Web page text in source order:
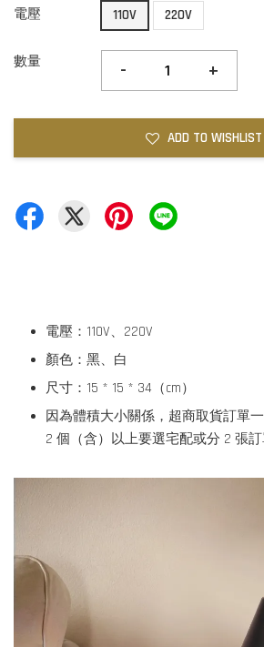
電壓 110V 220V
數量 - +
ADD TO WISHLIST
電壓：110V、220V
顏色：黑、白
尺寸：15 * 15 * 34（cm）
因為體積大小關係，超商取貨訂單
2 個（含）以上要選宅配或分 2 張